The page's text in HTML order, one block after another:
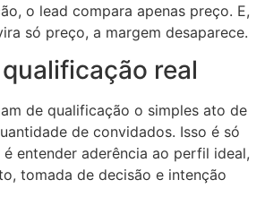
o lead compara apenas preço. E,
só preço, a margem desaparece.
real
de qualificação o simples ato de
de convidados. Isso é só
entender aderência ao perfil ideal,
tomada de decisão e intenção